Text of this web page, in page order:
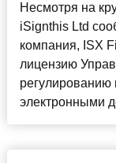
Несмотря на
iSignthis Ltd
компания, ISX
лицензию
регулированию
электронными